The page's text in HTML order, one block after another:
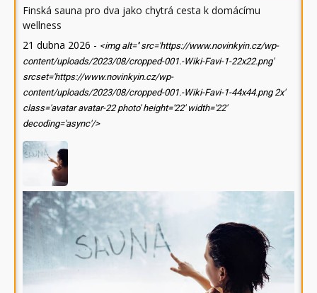
Finská sauna pro dva jako chytrá cesta k domácímu
wellness
21 dubna 2026 - <img alt='' src='https://www.novinkyin.cz/wp-
content/uploads/2023/08/cropped-001.-Wiki-Favi-1-22x22.png'
srcset='https://www.novinkyin.cz/wp-
content/uploads/2023/08/cropped-001.-Wiki-Favi-1-44x44.png 2x'
class='avatar avatar-22 photo' height='22' width='22'
decoding='async'/>